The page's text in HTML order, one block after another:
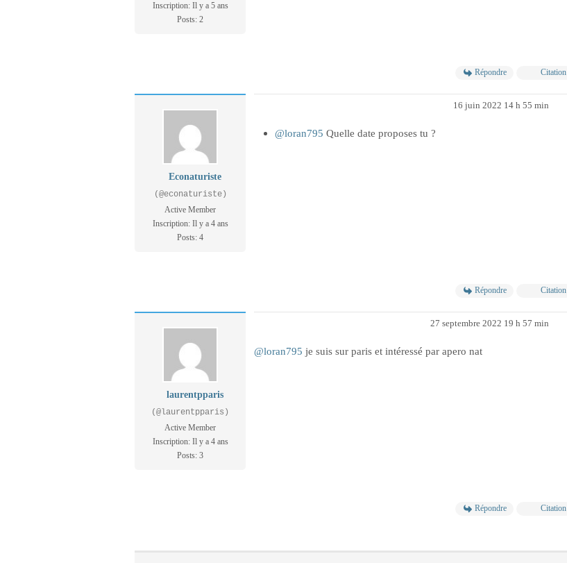
Inscription: Il y a 5 ans
Posts: 2
Répondre Citation
Econaturiste
(@econaturiste)
Active Member
Inscription: Il y a 4 ans
Posts: 4
16 juin 2022 14 h 55 min
@loran795 Quelle date proposes tu ?
Répondre Citation
laurentpparis
(@laurentpparis)
Active Member
Inscription: Il y a 4 ans
Posts: 3
27 septembre 2022 19 h 57 min
@loran795 je suis sur paris et intéressé par apero nat
Répondre Citation